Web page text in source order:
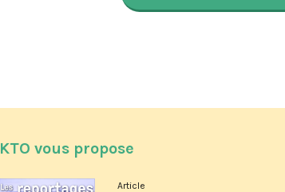
KTO vous propose
Article